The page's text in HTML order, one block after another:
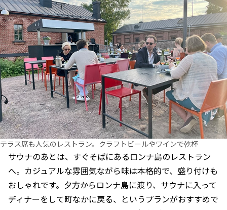
テラス席も人気のレストラン。クラフトビールやワインで乾杯
サウナのあとは、すぐそばにあるロンナ島のレストラン
へ。カジュアルな雰囲気ながら味は本格的で、盛り付けも
おしゃれです。夕方からロンナ島に渡り、サウナに入って
ディナーをして町なかに戻る、というプランがおすすめで